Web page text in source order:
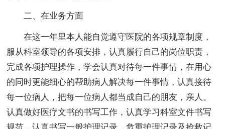
二、在业务方面
在这一年里本人能自觉遵守医院的各项规章制度，
服从科室领导的各项安排，认真履行自己的岗位职责，
完成各项护理操作，学会认真对待每一件事情，在用心
的同时更能细心的帮助病人解决每一件事情，认真接待
每一位病人，把每一位病人都当成自己的朋友，亲人。
认真做好医疗文书的书写工作，认真学习科室文件书写
规范，认真书写一般护理记录，危重护理记录及抢救记